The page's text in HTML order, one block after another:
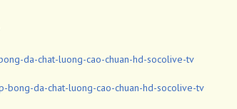
da-chat-luong-cao-chuan-hd-socolive-tv
da-chat-luong-cao-chuan-hd-socolive-tv